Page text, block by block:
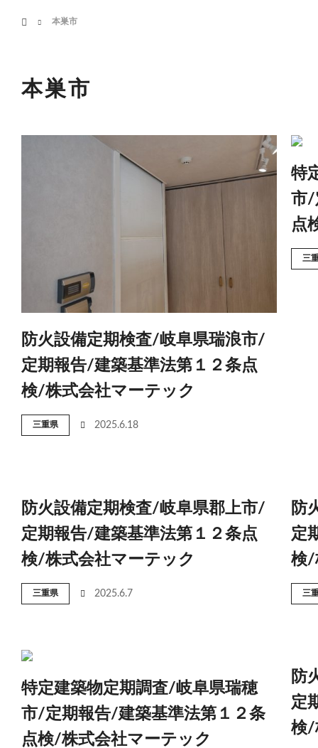
本巣市
本巣市
防火設備定期検査/岐阜県瑞浪市/
定期報告/建築基準法第１２条点
検/株式会社マーテック
三重県 2025.6.18
特
市/
点
三
防火設備定期検査/岐阜県郡上市/
定期報告/建築基準法第１２条点
検/株式会社マーテック
三重県 2025.6.7
防
定
検/
三
特定建築物定期調査/岐阜県瑞穂
市/定期報告/建築基準法第１２条
点検/株式会社マーテック
防
定
検/